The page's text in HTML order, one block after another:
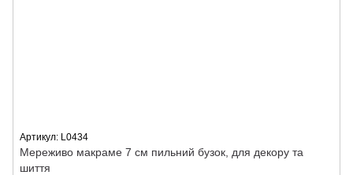
Артикул: L0434
Мереживо макраме 7 см пильний бузок, для декору та
шиття